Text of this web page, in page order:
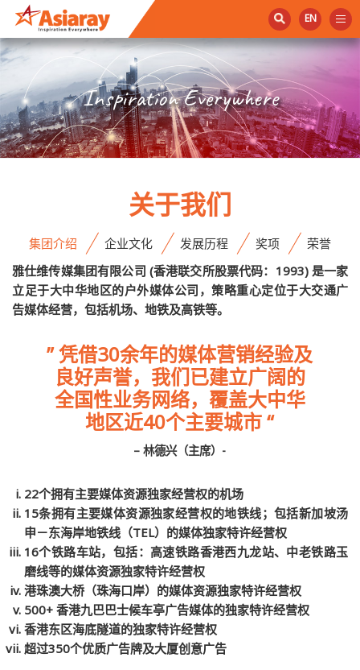
EN
Inspiration Everywhere
关于我们
集团介绍 企业文化 发展历程 奖项
荣誉
雅仕维传媒集团有限公司 (香港联交所股票代码：1993) 是一家
立足于大中华地区的户外媒体公司，策略重心定位于大交通广
告媒体经营，包括机场、地铁及高铁等。
” 凭借30余年的媒体营销经验及
良好声誉，我们已建立广阔的
全国性业务网络，覆盖大中华
地区近40个主要城市 “
– 林德兴（主席）-
22个拥有主要媒体资源独家经营权的机场
15条拥有主要媒体资源独家经营权的地铁线；包括新加坡汤
申－东海岸地铁线（TEL）的媒体独家特许经营权
16个铁路车站，包括：高速铁路香港西九龙站、中老铁路玉
磨线等的媒体资源独家特许经营权
港珠澳大桥（珠海口岸）的媒体资源独家特许经营权
500+ 香港九巴巴士候车亭广告媒体的独家特许经营权
香港东区海底隧道的独家特许经营权
超过350个优质广告牌及大厦创意广告